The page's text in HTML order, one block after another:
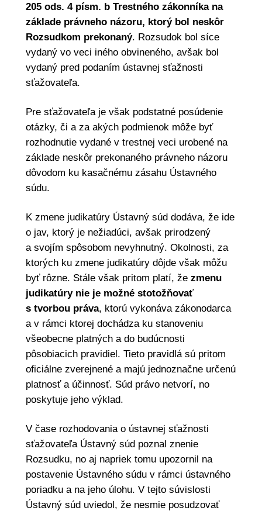
205 ods. 4 písm. b Trestného zákonníka na
základe právneho názoru, ktorý bol neskôr
Rozsudkom prekonaný. Rozsudok bol síce
vydaný vo veci iného obvineného, avšak bol
vydaný pred podaním ústavnej sťažnosti
sťažovateľa.
Pre sťažovateľa je však podstatné posúdenie
otázky, či a za akých podmienok môže byť
rozhodnutie vydané v trestnej veci urobené na
základe neskôr prekonaného právneho názoru
dôvodom ku kasačnému zásahu Ústavného
súdu.
K zmene judikatúry Ústavný súd dodáva, že ide
o jav, ktorý je nežiadúci, avšak prirodzený
a svojím spôsobom nevyhnutný. Okolnosti, za
ktorých ku zmene judikatúry dôjde však môžu
byť rôzne. Stále však pritom platí, že zmenu
judikatúry nie je možné stotožňovať
s tvorbou práva, ktorú vykonáva zákonodarca
a v rámci ktorej dochádza ku stanoveniu
všeobecne platných a do budúcnosti
pôsobiacich pravidiel. Tieto pravidlá sú pritom
oficiálne zverejnené a majú jednoznačne určenú
platnosť a účinnosť. Súd právo netvorí, no
poskytuje jeho výklad.
V čase rozhodovania o ústavnej sťažnosti
sťažovateľa Ústavný súd poznal znenie
Rozsudku, no aj napriek tomu upozornil na
postavenie Ústavného súdu v rámci ústavného
poriadku a na jeho úlohu. V tejto súvislosti
Ústavný súd uviedol, že nesmie posudzovať